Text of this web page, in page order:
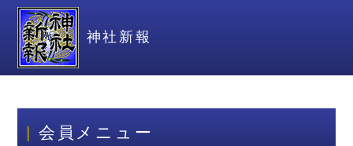
神社新報
会員メニュー